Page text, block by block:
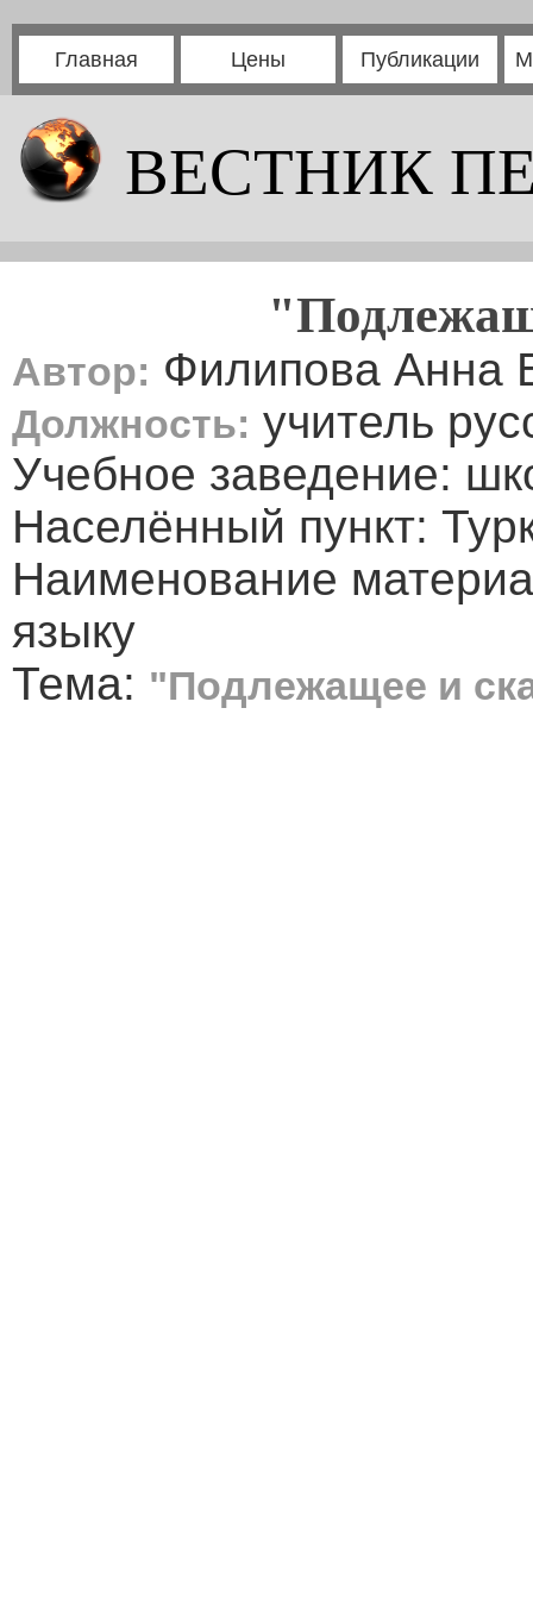
Главная Цены Публикации
ВЕСТНИК
Автор: Филипова Анна
Должность: учитель
Учебное заведение:
Населённый пункт:
Наименование
языку
Тема: "Подлежащее и